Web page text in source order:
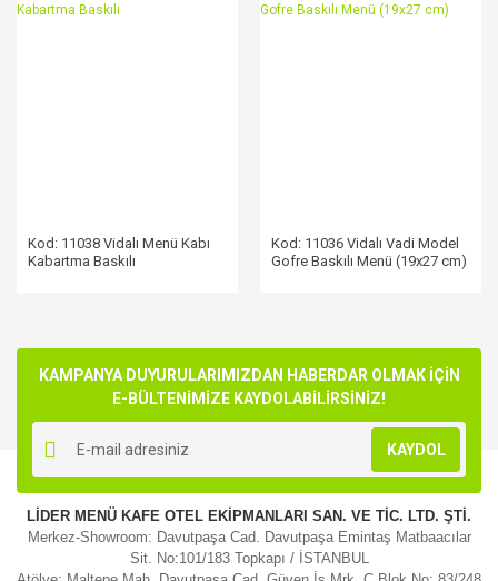
Kod: 11038 Vidalı Menü Kabı
Kabartma Baskılı
Kod: 11036 Vidalı Vadi Model
Gofre Baskılı Menü (19x27 cm)
KAMPANYA DUYURULARIMIZDAN HABERDAR OLMAK İÇİN
E-BÜLTENİMİZE KAYDOLABİLİRSİNİZ!
KAYDOL
LİDER MENÜ KAFE OTEL EKİPMANLARI SAN. VE TİC. LTD. ŞTİ.
Merkez-Showroom: Davutpaşa Cad. Davutpaşa Emintaş Matbaacılar
Sit. No:101/183 Topkapı / İSTANBUL